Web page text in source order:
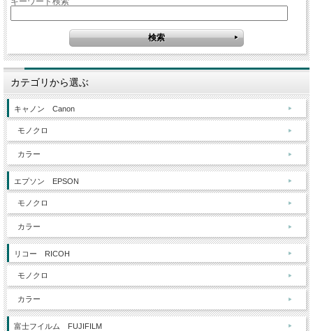
カテゴリから選ぶ
キャノン Canon
モノクロ
カラー
エプソン EPSON
モノクロ
カラー
リコー RICOH
モノクロ
カラー
富士フイルム FUJIFILM